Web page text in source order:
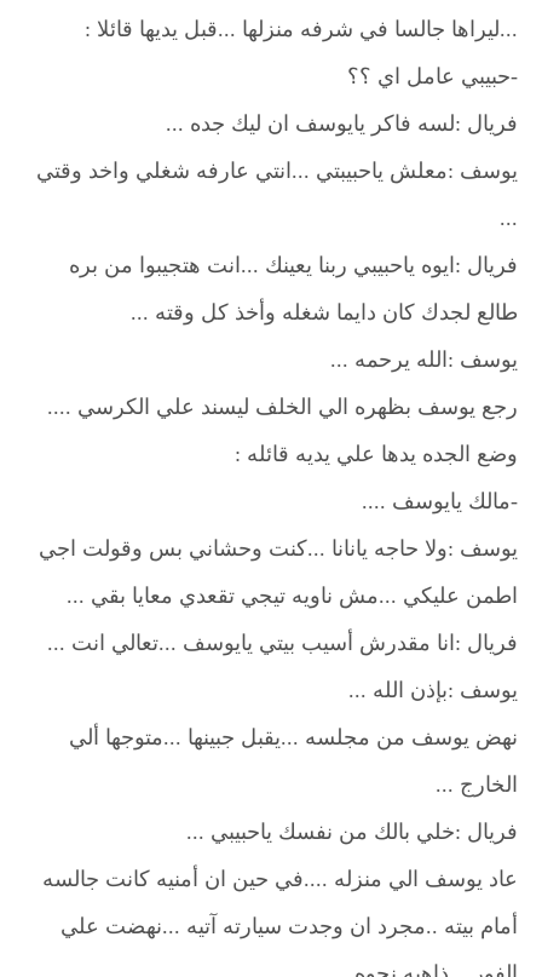
...ليراها جالسا في شرفه منزلها ...قبل يديها قائلا :
-حبيبي عامل اي ؟؟
فريال :لسه فاكر يايوسف ان ليك جده ...
يوسف :معلش ياحبيبتي ...انتي عارفه شغلي واخد وقتي
...
فريال :ايوه ياحبيبي ربنا يعينك ...انت هتجيبوا من بره
طالع لجدك كان دايما شغله وأخذ كل وقته ...
يوسف :الله يرحمه ...
رجع يوسف بظهره الي الخلف ليسند علي الكرسي ....
وضع الجده يدها علي يديه قائله :
-مالك يايوسف ....
يوسف :ولا حاجه يانانا ...كنت وحشاني بس وقولت اجي
اطمن عليكي ...مش ناويه تيجي تقعدي معايا بقي ...
فريال :انا مقدرش أسيب بيتي يايوسف ...تعالي انت ...
يوسف :بإذن الله ...
نهض يوسف من مجلسه ...يقبل جبينها ...متوجها ألي
الخارج ...
فريال :خلي بالك من نفسك ياحبيبي ...
عاد يوسف الي منزله ....في حين ان أمنيه كانت جالسه
أمام بيته ..مجرد ان وجدت سيارته آتيه ...نهضت علي